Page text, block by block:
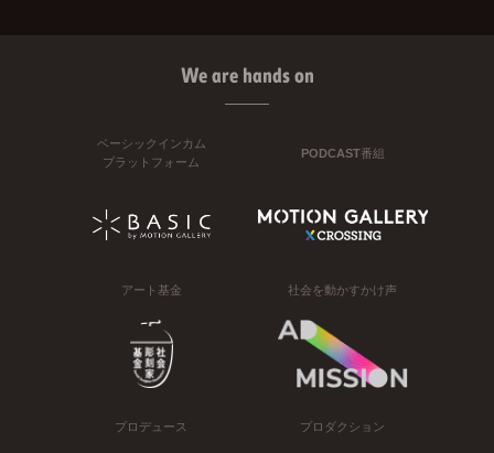
We are hands on
ベーシックインカム
プラットフォーム
PODCAST番組
アート基金 社会を動かすかけ声
プロデュース プロダクション